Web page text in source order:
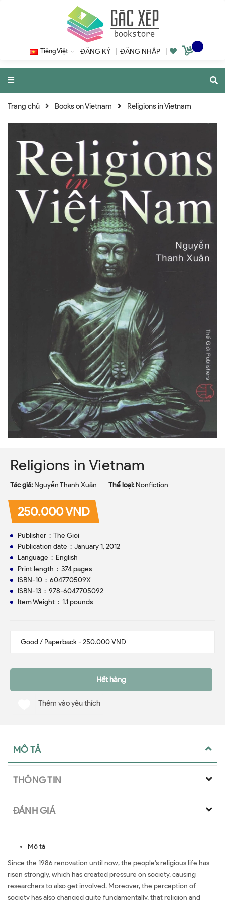
Tiếng Việt ĐĂNG KÝ ĐĂNG NHẬP
Trang chủ Books on Vietnam Religions in Vietnam
Religions in Vietnam
Tác giả: Nguyễn Thanh Xuân Thể loại: Nonfiction
250.000 VND
Publisher ‏ : ‎ The Gioi
Publication date ‏ : ‎ January 1, 2012
Language ‏ : ‎ English
Print length ‏ : ‎ 374 pages
ISBN-10 ‏ : ‎ 604770509X
ISBN-13 ‏ : ‎ 978-6047705092
Item Weight ‏ : ‎ 1.1 pounds
Hết hàng
Thêm vào yêu thích
MÔ TẢ
THÔNG TIN
ĐÁNH GIÁ
Mô tả
Since the 1986 renovation until now, the people's religious life has
risen strongly, which has created pressure on society, causing
researchers to also get involved. Moreover, the perception of
society has also changed quite fundamentally, that religion and